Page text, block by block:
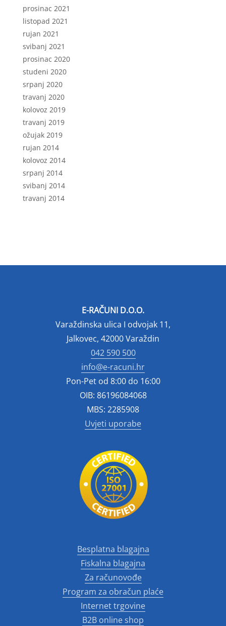
prosinac 2021
listopad 2021
rujan 2021
svibanj 2021
prosinac 2020
studeni 2020
srpanj 2020
travanj 2020
kolovoz 2019
travanj 2019
ožujak 2019
rujan 2014
kolovoz 2014
srpanj 2014
svibanj 2014
travanj 2014
E-RAČUNI D.O.O.
Varaždinska ulica I odvojak 11,
Jalkovec, 42000 Varaždin
042 590 500
info@e-racuni.hr
Pon-Pet od 8:00 do 16:00
OIB: 86196084068
MBS: 2285908
Uvjeti uporabe
Besplatna blagajna
Fiskalna blagajna
Za računovođe
Program za obračun plaće
Internet trgovine
B2B online shop